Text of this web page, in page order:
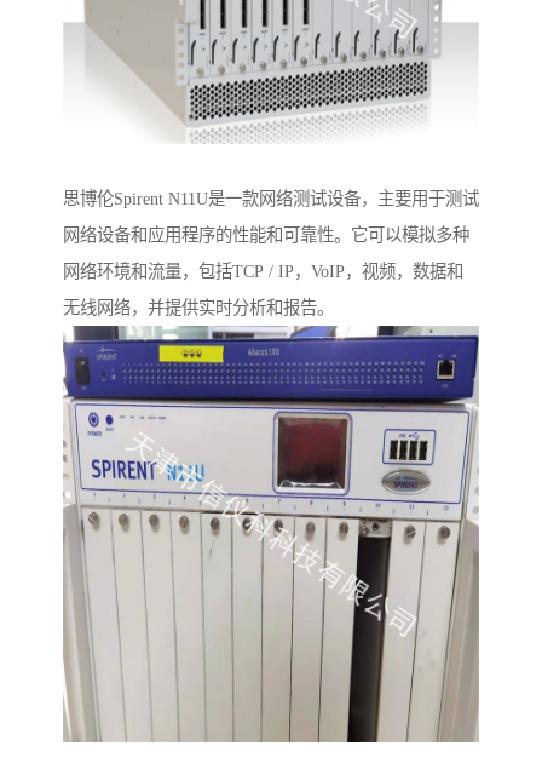
思博伦Spirent N11U是一款网络测试设备，主要用于测试
网络设备和应用程序的性能和可靠性。它可以模拟多种
网络环境和流量，包括TCP / IP，VoIP，视频，数据和
无线网络，并提供实时分析和报告。